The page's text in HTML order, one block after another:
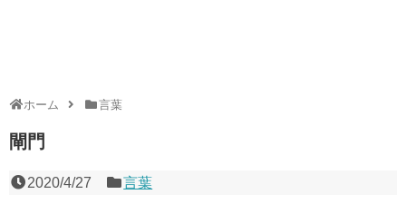
ホーム 言葉
閘門
2020/4/27 言葉